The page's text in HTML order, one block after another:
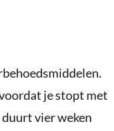
je stopt met
vier weken